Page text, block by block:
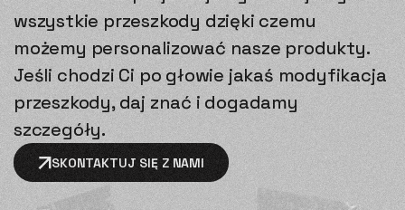
wszystkie przeszkody dzięki czemu
możemy personalizować nasze produkty.
Jeśli chodzi Ci po głowie jakaś modyfikacja
przeszkody, daj znać i dogadamy
szczegóły.
SKONTAKTUJ SIĘ Z NAMI